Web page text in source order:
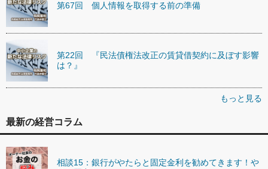
第67回 個人情報を取得する前の準備
第22回 『民法債権法改正の賃貸借契約に及ぼす影響
は？』
もっと見る
最新の経営コラム
相談15：銀行がやたらと固定金利を勧めてきます！や